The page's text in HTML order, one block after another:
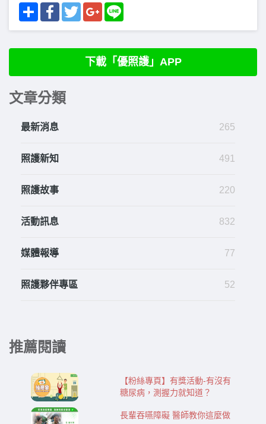
Share FacebookTwitterGoogle+
下載「優照護」APP
文章分類
最新消息 265
照護新知 491
照護故事 220
活動訊息 832
媒體報導 77
照護夥伴專區 52
推薦閱讀
【粉絲專頁】有獎活動-有沒有
糖尿病，測握力就知道？
長輩吞嚥障礙 醫師教你這麼做